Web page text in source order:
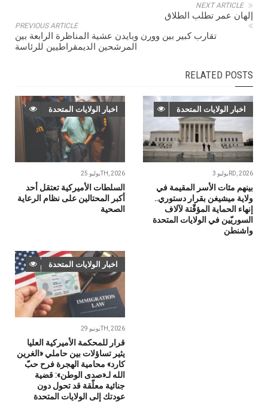
NEXT ARTICLE
إلهان عمر تطلب الطلاق
PREVIOUS ARTICLE
تقارب كبير بين وورن وبايدن عشية المناظرة الرابعة بين
المرشحين الديمقراطيين للرئاسة
RELATED POSTS
اخبار الولايات المتحدة
يوليو 25TH, 2026
السلطات الأميركية تعتقل أحد
أكبر المحتالين على نظام الرعاية
الصحية
اخبار الولايات المتحدة
يوليو 3RD, 2026
بينهم مئات الأسر المقيمة في
ولاية ميشيغن بقرار دستوري..
إنهاء الحماية المؤقّتة لآلاف
السوريّين في الولايات المتحدة
واشنطن
اخبار الولايات المتحدة
يونيو 29TH, 2026
قرار للمحكمة الأميركية العليا
يثير تساؤلات بين حاملي «الغرين
كارد» محامية الهجرة فرح حبّ
الله لـ«صدى الوطن»: قضية
جنائية معلّقة قد تحول دون
عودتك إلى الولايات المتحدة